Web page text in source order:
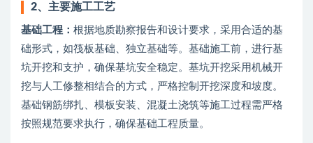
2、 主要施工工艺
基础工程： 根据地质勘察报告和设计要求，采用合适的基
础形式，如筏板基础、独立基础等。基础施工前，进行基
坑开挖和支护，确保基坑安全稳定。基坑开挖采用机械开
挖与人工修整相结合的方式，严格控制开挖深度和坡度。
基础钢筋绑扎、模板安装、混凝土浇筑等施工过程需严格
按照规范要求执行，确保基础工程质量。